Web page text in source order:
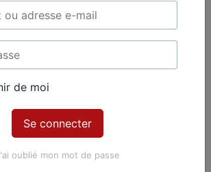
Premium
à tout le contenu
en illimité pour 99 €
par an
de moi
oublié mon mot de passe